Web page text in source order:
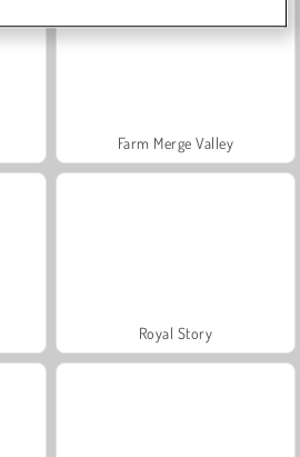
Farm Merge Valley
Royal Story